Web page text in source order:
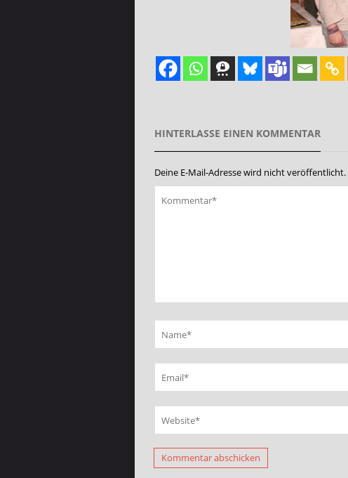
HINTERLASSE EINEN KOMMENTAR
Deine E-Mail-Adresse wird nicht veröffentlicht.